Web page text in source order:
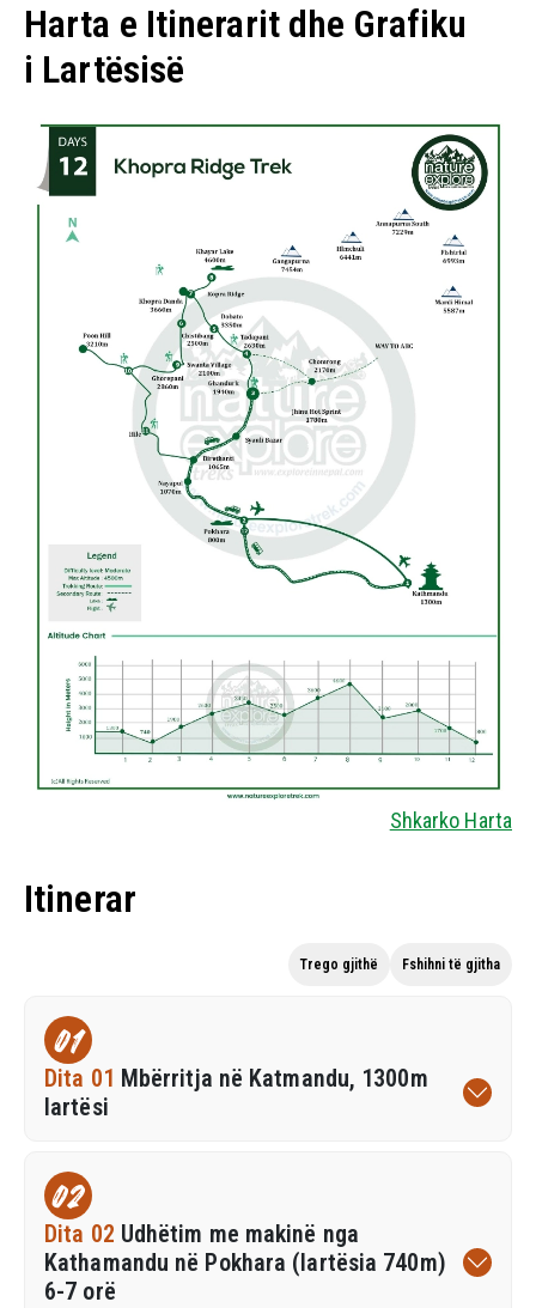
Harta e Itinerarit dhe Grafiku
i Lartësisë
Shkarko Harta
Itinerar
Trego gjithë Fshihni të gjitha
01
Dita 01 Mbërritja në Katmandu, 1300m
lartësi
02
Dita 02 Udhëtim me makinë nga
Kathamandu në Pokhara (lartësia 740m)
6-7 orë